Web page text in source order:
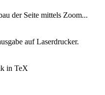
der Seite mittels Zoom...
auf Laserdrucker.
in TeX